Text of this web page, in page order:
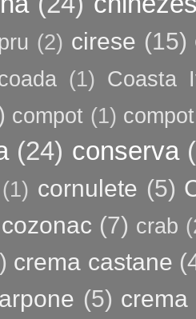
(2) cirese (15)
(1) Coasta
compot (1)
(24) conserva
(1) cornulete (5)
cozonac (7) crab
crema castane
(5) crema